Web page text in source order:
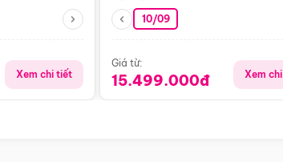
Xem chi tiết
10/09
Giá từ:
15.499.000đ Xem